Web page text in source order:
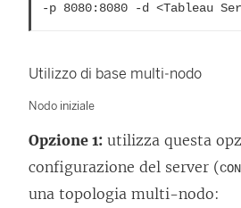
-p 8080:8080 -d <Tableau
Utilizzo di base multi-nodo
Nodo iniziale
Opzione 1: utilizza questa
configurazione del server (
una topologia multi-nodo: